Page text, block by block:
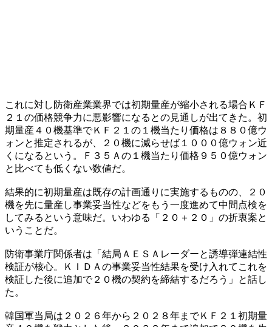
これに対し防衛産業業界では初期量産が縮小される場合ＫＦ
２１の価格競争力に悪影響になるとの見通しが出てきた。初
期量産４０機基準でＫＦ２１の１機当たり価格は８８０億ウ
ォンと推定されるが、２０機に減らせば１０００億ウォン近
くになるという。Ｆ３５Ａの１機当たり価格９５０億ウォン
と比べても低くない数値だ。
結果的に初期量産は既存の計画通りに実施するものの、２０
機を先に量産し事業妥当性などをもう一度進めて中間点検を
してみるという意味だ。いわゆる「２０＋２０」の折衷案と
いうことだ。
防衛事業庁関係者は「結局ＡＥＳＡレーダーと誘導弾連結性
検証が核心。ＫＩＤＡの事業妥当性結果を受け入れてこれを
検証した後に追加で２０機の契約を締結するだろう」と話し
た。
韓国軍当局は２０２６年から２０２８年までＫＦ２１初期量